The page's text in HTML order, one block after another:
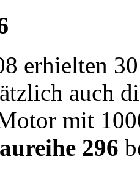
erhielten
auch
mit
296